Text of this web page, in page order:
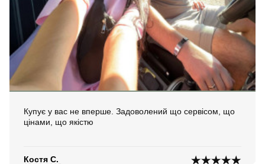
Купує у вас не вперше. Задоволений що сервісом, що
цінами, що якістю
Костя С.